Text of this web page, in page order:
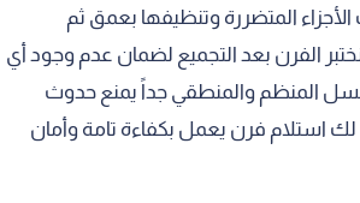
الأجزاء المتضررة وتنظيفها بعمق ثم
الفرن بعد التجميع لضمان عدم وجود أي
المنظم والمنطقي جداً يمنع حدوث
لك استلام فرن يعمل بكفاءة تامة وأمان